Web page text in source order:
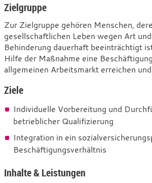
Zielgruppe
Zur Zielgruppe gehören Menschen,
gesellschaftlichen Leben wegen Art
Behinderung dauerhaft beeinträchtigt
Hilfe der Maßnahme eine
allgemeinen Arbeitsmarkt erreichen
Ziele
Individuelle Vorbereitung und
betrieblicher Qualifizierung
Integration in ein
Beschäftigungsverhältnis
Inhalte & Leistungen